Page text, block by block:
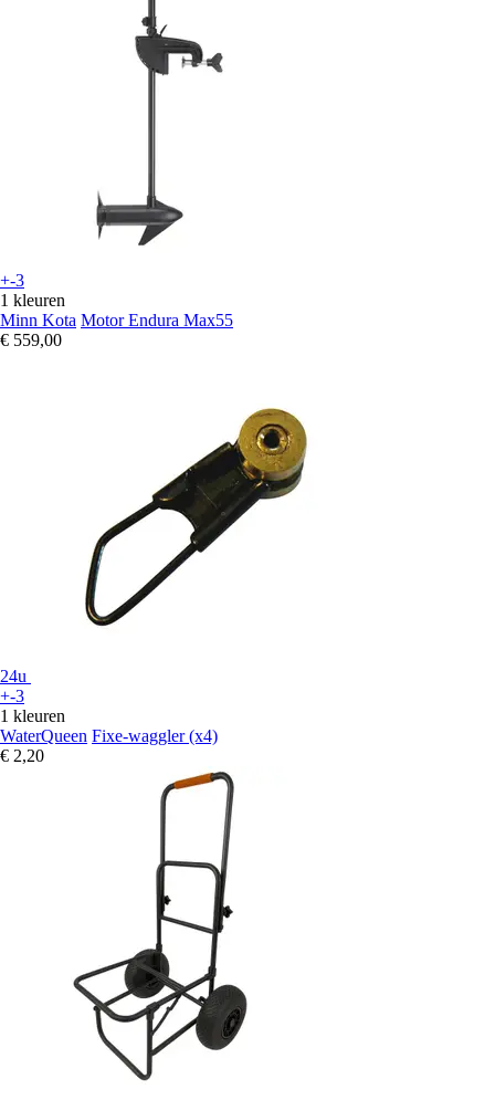
+-3
1 kleuren
Minn Kota Motor Endura Max55
€ 559,00
24u
+-3
1 kleuren
WaterQueen Fixe-waggler (x4)
€ 2,20